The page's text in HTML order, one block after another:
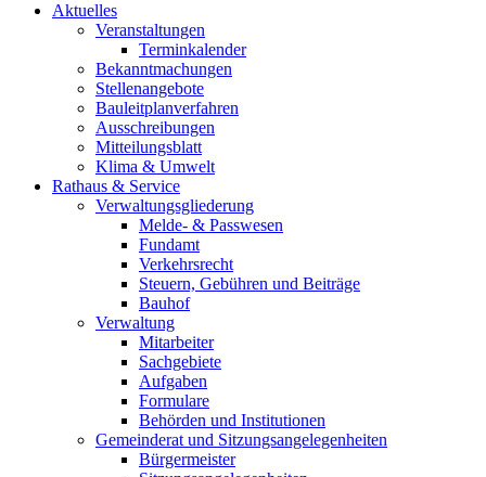
Aktuelles
Veranstaltungen
Terminkalender
Bekanntmachungen
Stellenangebote
Bauleitplanverfahren
Ausschreibungen
Mitteilungsblatt
Klima & Umwelt
Rathaus & Service
Verwaltungsgliederung
Melde- & Passwesen
Fundamt
Verkehrsrecht
Steuern, Gebühren und Beiträge
Bauhof
Verwaltung
Mitarbeiter
Sachgebiete
Aufgaben
Formulare
Behörden und Institutionen
Gemeinderat und Sitzungsangelegenheiten
Bürgermeister